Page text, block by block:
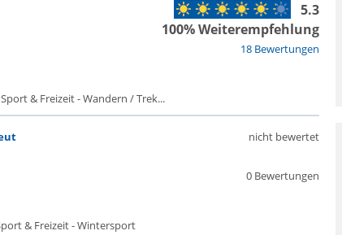
18 Bewertungen
5.3
100% Weiterempfehlung
Sport & Freizeit - Wandern / Trek...
0 Bewertungen
nicht bewertet
& Freizeit - Wintersport